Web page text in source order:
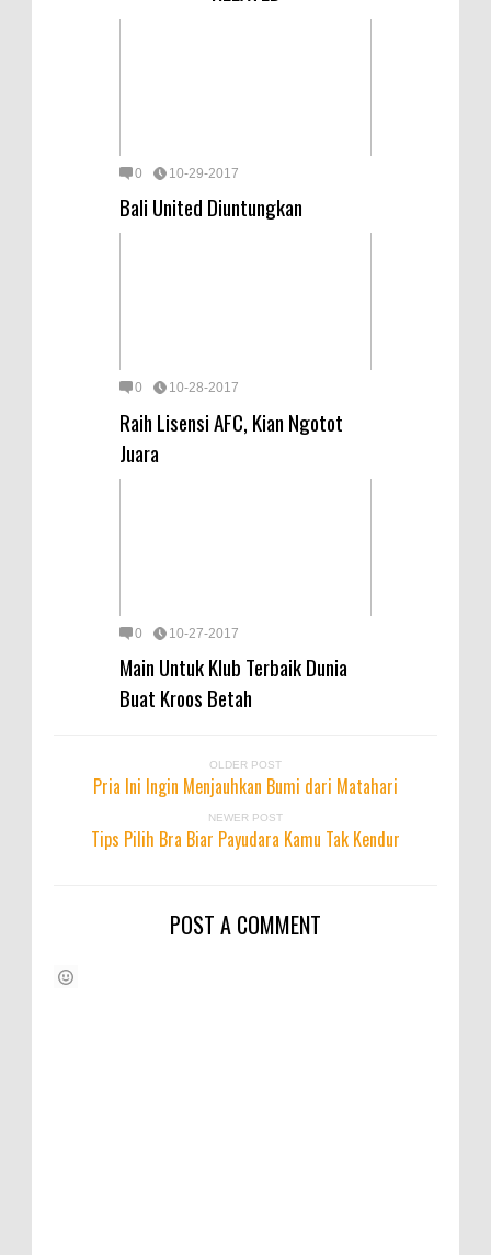
0 10-29-2017
Bali United Diuntungkan
0 10-28-2017
Raih Lisensi AFC, Kian Ngotot
Juara
0 10-27-2017
Main Untuk Klub Terbaik Dunia
Buat Kroos Betah
OLDER POST
Pria Ini Ingin Menjauhkan Bumi dari Matahari
NEWER POST
Tips Pilih Bra Biar Payudara Kamu Tak Kendur
POST A COMMENT